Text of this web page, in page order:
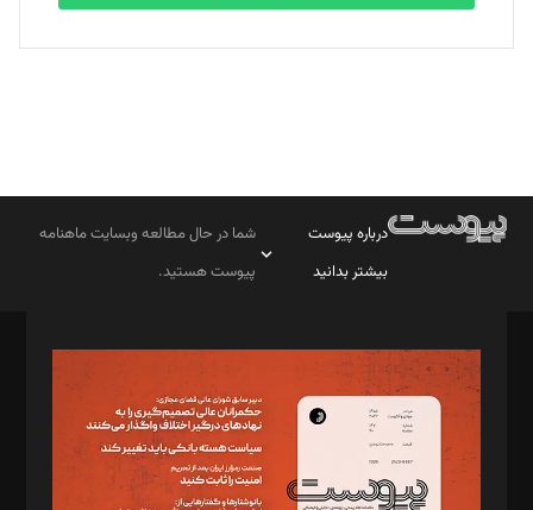
درباره پیوست
بیشتر بدانید
شما در حال مطالعه وبسایت ماهنامه
پیوست هستید.
مدیر مسئول: محمدباقر اثنی‌عشری
سردبیر: مهرک محمودی
دبیر تحریریه: میثم قاسمی
د‌بیر ناداستان: سمانه سمیع
د‌بیر خدمت و تجارت: ابوالفضل رجبی